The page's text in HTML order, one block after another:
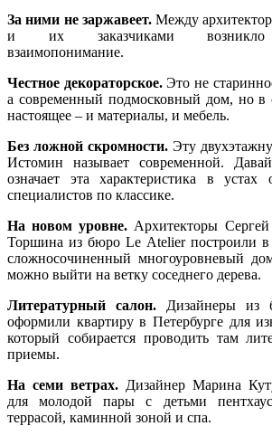
За ними не заржавеет.Между
и их заказчиками возникло
взаимопонимание.
Честное декораторское.Это не
а современный подмосковный дом, но в
настоящее – и материалы, и мебель.
Без ложной скромности. Эту
Истомин называет современной.
означает эта характеристика в
специалистов по классике.
На новом уровне. Архитекторы
Торшина из бюро Le Atelier построили в
сложносочиненный многоуровневый
можно выйти на ветку соседнего дерева.
Литературный салон. Дизайнеры из
оформили квартиру в Петербурге для
который собирается проводить там
приемы.
На семи ветрах. Дизайнер Марина
для молодой пары с детьми
террасой, каминной зоной и спа.